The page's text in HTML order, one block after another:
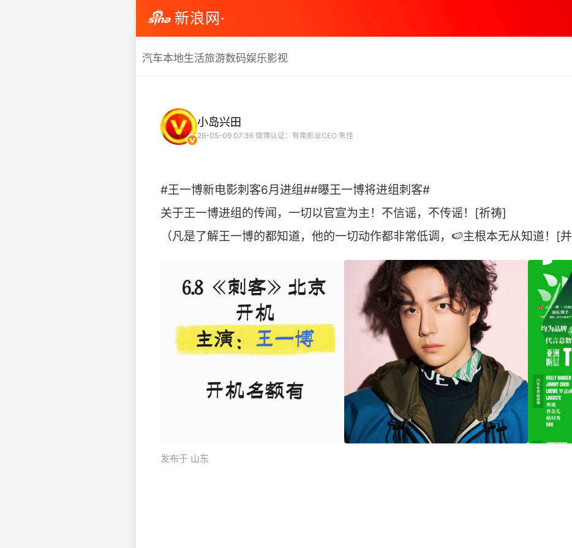
新浪网·
汽车本地生活旅游数码娱乐影视
小岛兴田
26-05-09 07:36 微博认证：有角影业CEO 朱佳
#王一博新电影刺客6月进组##曝王一博将进组刺客#
关于王一博进组的传闻，一切以官宣为主！不信谣，不传谣！[祈祷]
（凡是了解王一博的都知道，他的一切动作都非常低调，🍉主根本无从知道！[并
发布于 山东